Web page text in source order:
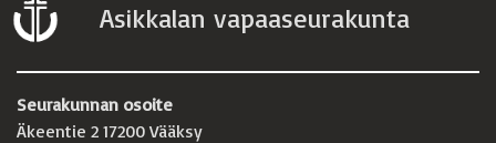
Asikkalan vapaaseurakunta
Seurakunnan osoite
Äkeentie 2 17200 Vääksy